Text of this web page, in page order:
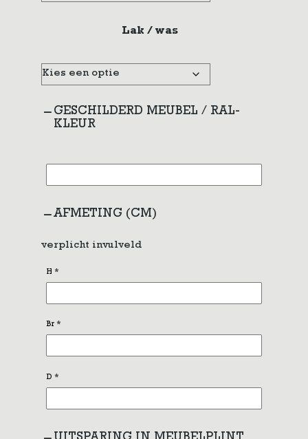
Lak / was
GESCHILDERD MEUBEL / RAL-
KLEUR
AFMETING (CM)
verplicht invulveld
H *
Br *
D *